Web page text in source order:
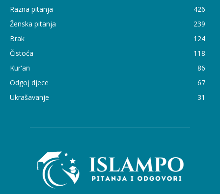
Razna pitanja
426
Ženska pitanja
239
Brak
124
Čistoća
118
Kur'an
86
Odgoj djece
67
Ukrašavanje
31